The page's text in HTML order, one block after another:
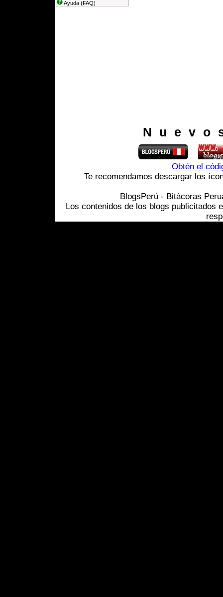
Ayuda (FAQ)
Obtén el
Te recomendamos descargar los
BlogsPerú - Bitácoras
Los contenidos de los blogs publicitados